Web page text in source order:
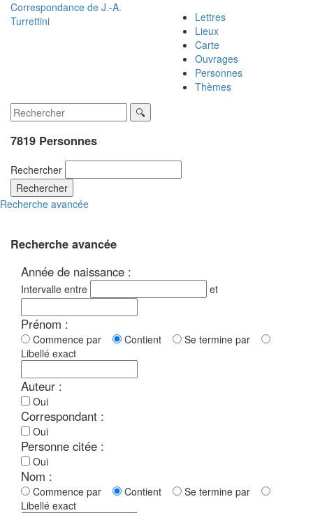
Correspondance de J.-A.
Turrettini
Lettres
Lieux
Carte
Ouvrages
Personnes
Thèmes
7819 Personnes
Rechercher
Rechercher
Recherche avancée
Recherche avancée
Année de naissance :
Intervalle entre et
Prénom :
Commence par Contient
Se termine par
Libellé exact
Auteur :
Oui
Correspondant :
Oui
Personne citée :
Oui
Nom :
Commence par Contient
Se termine par
Libellé exact